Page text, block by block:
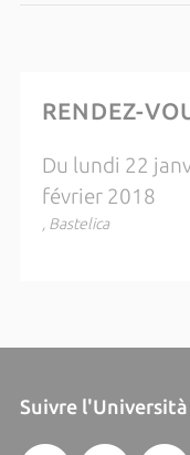
RENDEZ-
Du lundi 22
février 2018
, Bastelica
Suivre l'Università